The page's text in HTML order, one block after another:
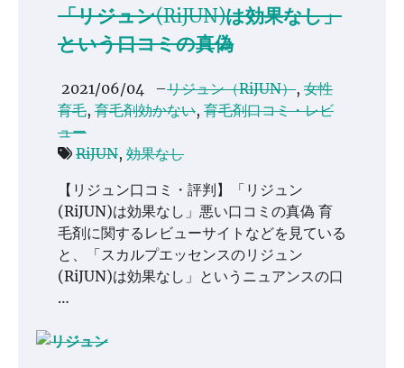
「リジュン(RiJUN)は効果なし」
という口コミの真偽
2021/06/04 –リジュン（RiJUN）, 女性
育毛, 育毛剤効かない, 育毛剤口コミ・レビ
ュー
RiJUN, 効果なし
【リジュン口コミ・評判】「リジュン
(RiJUN)は効果なし」悪い口コミの真偽 育
毛剤に関するレビューサイトなどを見ている
と、「スカルプエッセンスのリジュン
(RiJUN)は効果なし」というニュアンスの口
…